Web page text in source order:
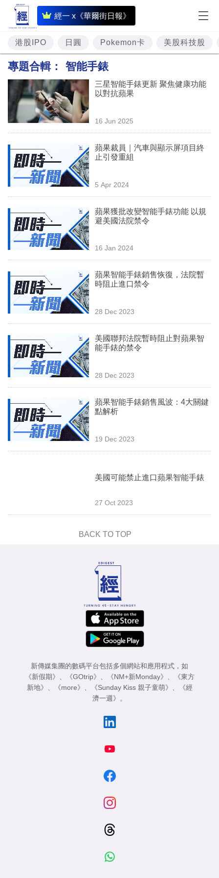
經一 x《華爾街日報》
即
時
財
經
投
資
理
業
科
技
場
生
時
事
訂
閱
港股IPO 日圓 Pokemon卡 美股科技股
專題合輯： 智能手錶
三星智能手錶更新 聚焦健康功能
以對抗蘋果
16 Jun 2025
蘋果裁員｜汽車與顯示屏項目終
止引發重組
5 Apr 2024
蘋果獲批改變智能手錶功能 以規
避美國法院禁令
16 Jan 2024
蘋果智能手錶銷售恢復，法院暫
時阻止進口禁令
28 Dec 2023
美國聯邦法院暫時阻止對蘋果智
能手錶的禁令
28 Dec 2023
蘋果智能手錶銷售風波：4大關鍵
點解析
19 Dec 2023
美國可能禁止進口蘋果智能手錶
27 Oct 2023
BACK TO TOP
新傳媒集團的數碼平台包括多個網站和應用程式，如
《新假期》
《GOtrip》 《NM+新Monday》
《東方
新地》
《more》 《Sunday Kiss 親子童萌》
《經
濟一週》
。